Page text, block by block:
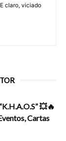
claro, viciado
💥🔥
Cartas